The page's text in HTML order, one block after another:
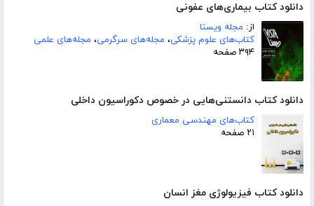
دانلود کتاب بیماری‌های عفونی
از: مجله ویستا
کتاب‌های علوم پزشکی، مجله‌های سرگرمی، مجله‌های علمی
۳۹۴ صفحه
دانلود کتاب دانستنی‌هایی در خصوص دکوراسیون داخلی
کتاب‌های مهندسی معماری
۲۱ صفحه
دانلود کتاب فیزیولوژی مغز انسان